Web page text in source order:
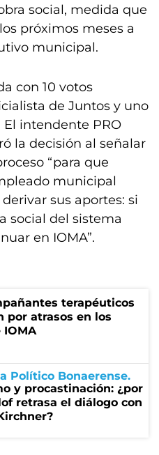
social, medida que
próximos meses a
municipal.
con 10 votos
de Juntos y uno
intendente PRO
la decisión al señalar
“para que
municipal
sus aportes: si
social del sistema
en IOMA”.
terapéuticos
por atrasos en los
IOMA
Político Bonaerense
y procastinación: ¿por
retrasa el diálogo con